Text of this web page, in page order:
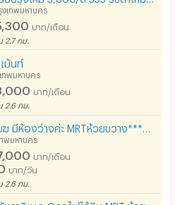
งเทพมหานคร
บาท/เดือน
2.7 กม.
ม้นท์
ทพมหานคร
บาท/เดือน
2.6 กม.
ทพมหานคร
บาท/เดือน
บาท/วัน
2.6 กม.